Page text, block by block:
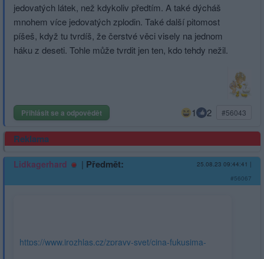
jedovatých látek, než kdykoliv předtím. A také dýcháš
mnohem více jedovatých zplodin. Také další pitomost
píšeš, když tu tvrdíš, že čerstvé věci visely na jednom
háku z deseti. Tohle může tvrdit jen ten, kdo tehdy nežil.
Přihlásit se a odpovědět 1 2 #56043
Reklama
Lidkagerhard | Předmět: 25.08.23 09:44:41 |
#56067
https://www.irozhlas.cz/zpravy-svet/cina-fukusima-